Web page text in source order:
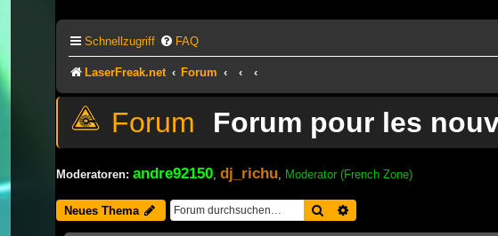
Schnellzugriff FAQ
LaserFreak.net Forum
Forum pour les
Moderatoren: andre92150 dj_richu Moderator (French Zone)
Neues Thema Suche